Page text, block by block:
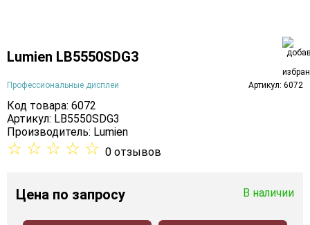
Lumien LB5550SDG3
Профессиональные дисплеи Артикул: 6072
Код товара: 6072
Артикул: LB5550SDG3
Производитель: Lumien
☆ ☆ ☆ ☆ ☆ 0 отзывов
Цена по запросу В наличии